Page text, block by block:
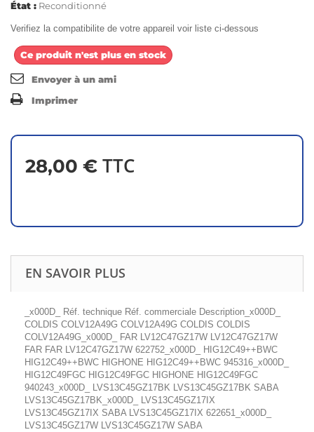
État : Reconditionné
Verifiez la compatibilite de votre appareil voir liste ci-dessous
Ce produit n'est plus en stock
Envoyer à un ami
Imprimer
28,00 € TTC
EN SAVOIR PLUS
_x000D_ Réf. technique Réf. commerciale Description_x000D_
COLDIS COLV12A49G COLV12A49G COLDIS COLDIS
COLV12A49G_x000D_ FAR LV12C47GZ17W LV12C47GZ17W
FAR FAR LV12C47GZ17W 622752_x000D_ HIG12C49++BWC
HIG12C49++BWC HIGHONE HIG12C49++BWC 945316_x000D_
HIG12C49FGC HIG12C49FGC HIGHONE HIG12C49FGC
940243_x000D_ LVS13C45GZ17BK LVS13C45GZ17BK SABA
LVS13C45GZ17BK_x000D_ LVS13C45GZ17IX
LVS13C45GZ17IX SABA LVS13C45GZ17IX 622651_x000D_
LVS13C45GZ17W LVS13C45GZ17W SABA